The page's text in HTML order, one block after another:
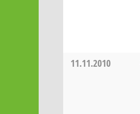
11.11.2010